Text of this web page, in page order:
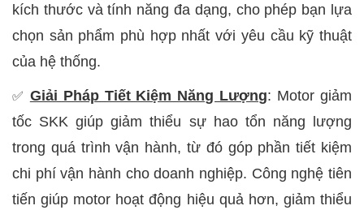
kích thước và tính năng đa dạng, cho phép bạn lựa
chọn sản phẩm phù hợp nhất với yêu cầu kỹ thuật
của hệ thống.
✅ Giải Pháp Tiết Kiệm Năng Lượng: Motor giảm
tốc SKK giúp giảm thiểu sự hao tổn năng lượng
trong quá trình vận hành, từ đó góp phần tiết kiệm
chi phí vận hành cho doanh nghiệp. Công nghệ tiên
tiến giúp motor hoạt động hiệu quả hơn, giảm thiểu